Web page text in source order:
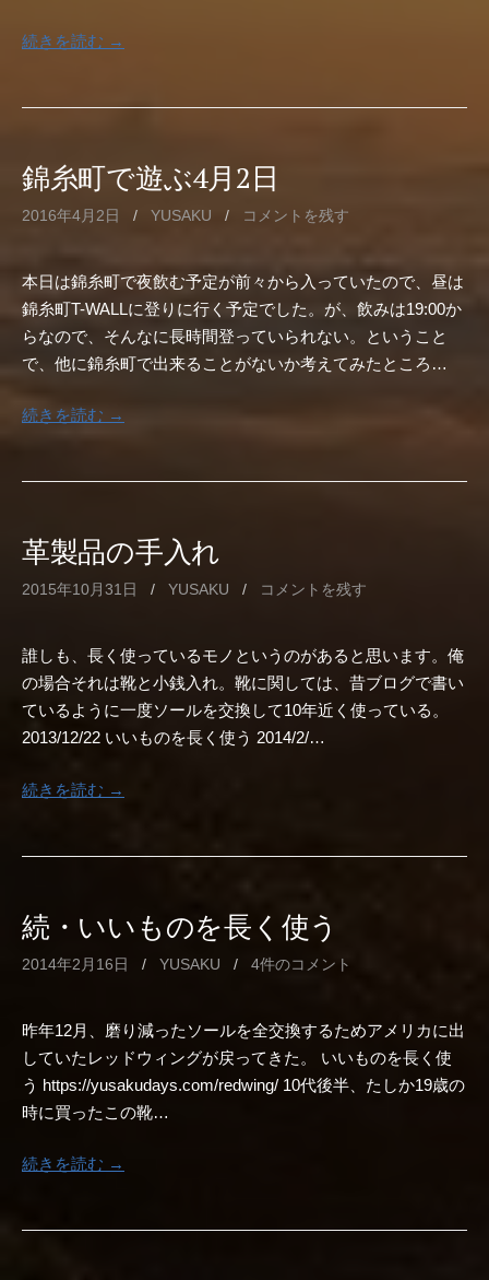
続きを読む →
錦糸町で遊ぶ4月2日
2016年4月2日 / YUSAKU / コメントを残す
本日は錦糸町で夜飲む予定が前々から入っていたので、昼は
錦糸町T-WALLに登りに行く予定でした。が、飲みは19:00か
らなので、そんなに長時間登っていられない。ということ
で、他に錦糸町で出来ることがないか考えてみたところ…
続きを読む →
革製品の手入れ
2015年10月31日 / YUSAKU / コメントを残す
誰しも、長く使っているモノというのがあると思います。俺
の場合それは靴と小銭入れ。靴に関しては、昔ブログで書い
ているように一度ソールを交換して10年近く使っている。
2013/12/22 いいものを長く使う 2014/2/…
続きを読む →
続・いいものを長く使う
2014年2月16日 / YUSAKU / 4件のコメント
昨年12月、磨り減ったソールを全交換するためアメリカに出
していたレッドウィングが戻ってきた。 いいものを長く使
う https://yusakudays.com/redwing/ 10代後半、たしか19歳の
時に買ったこの靴…
続きを読む →